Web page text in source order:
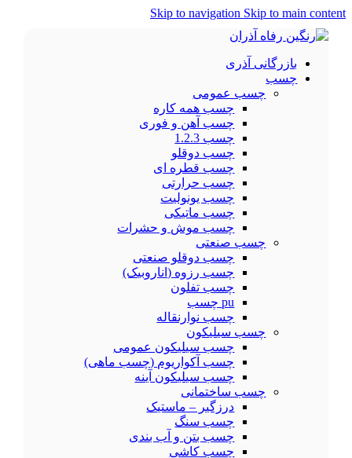
Skip to navigation Skip to main content
بازرگانی آذری
چسب
چسب عمومی
چسب همه کاره
چسب آهن و فوری
چسب 1.2.3
چسب دوقلو
چسب قطره ای
چسب حرارتی
چسب یونولیت
چسب ماتیکی
چسب موش و حشرات
چسب صنعتی
چسب دوقلو صنعتی
چسب رزوه (اناروبیک)
چسب تفلون
pu چسب
چسب نوارنقاله
چسب سیلیکون
چسب سیلیکون عمومی
چسب آکواریوم (چسب ماهی)
چسب سیلیکون آینه
چسب ساختمانی
درزگیر – ماستیک
چسب سنگ
چسب بتن و آب بندی
چسب کاشی